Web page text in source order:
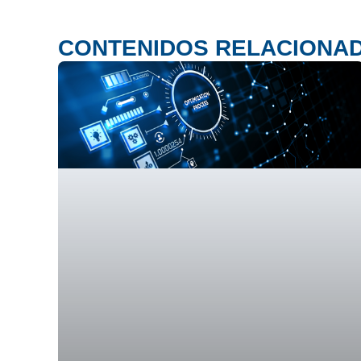
CONTENIDOS